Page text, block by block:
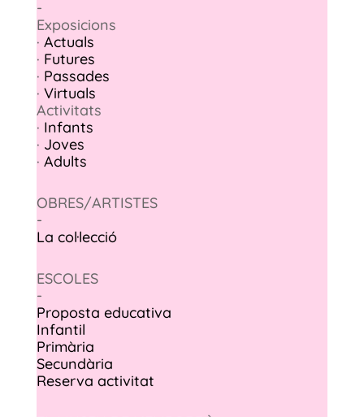
-
Exposicions
· Actuals
· Futures
· Passades
· Virtuals
Activitats
· Infants
· Joves
· Adults
OBRES/ARTISTES
-
La col·lecció
ESCOLES
-
Proposta educativa
Infantil
Primària
Secundària
Reserva activitat